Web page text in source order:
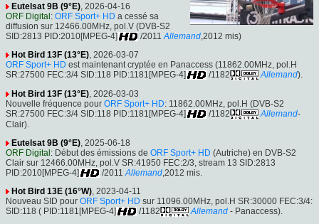
Eutelsat 9B (9°E) , 2026-04-16
ORF Digital: ORF Sport+ HD a cessé sa
diffusion sur 12466.00MHz, pol.V (DVB-S2
SID:2813 PID:2010[MPEG-4]
/2011 Allemand ,2012 mis)
Hot Bird 13F (13°E), 2026-03-07
ORF Sport+ HD est maintenant cryptée en Panaccess (11862.00MHz, pol.H
SR:27500 FEC:3/4 SID:118 PID:1181[MPEG-4]
/1182 Allemand).
Hot Bird 13F (13°E) , 2026-03-03
Nouvelle fréquence pour ORF Sport+ HD: 11862.00MHz, pol.H (DVB-S2
SR:27500 FEC:3/4 SID:118 PID:1181[MPEG-4]
/1182 Allemand-
Clair).
Eutelsat 9B (9°E) , 2025-06-18
ORF Digital: Début des émissions de ORF Sport+ HD (Autriche) en DVB-S2
Clair sur 12466.00MHz, pol.V SR:41950 FEC:2/3, stream 13 SID:2813
PID:2010[MPEG-4]
/2011 Allemand ,2012 mis.
Hot Bird 13E (16°W), 2023-04-11
Nouveau SID pour ORF Sport+ HD sur 11096.00MHz, pol.H SR:30000 FEC:3/4:
SID:118 ( PID:1181[MPEG-4]
/1182 Allemand - Panaccess).